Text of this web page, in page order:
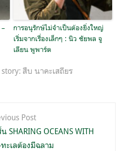
การอนุรักษ์ไม่จำเป็นต้องยิ่งใหญ่
เริ่มจากเรื่องเล็กๆ : นิว ชัยพล จู
เลียน พูพาร์ต
สืบ นาคะเสถียร
Post
OCEANS WITH
ทะเลต้องมีฉลาม